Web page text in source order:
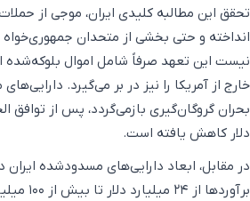
تحقق این مطالبه کلیدی ایران، موجی از
انداخته و حتی بخشی از متحدان جمهوری‌خواه
نیست این تعهد صرفاً شامل اموال بلوکه‌شده
دلار کاهش یافته است.
در مقابل، ابعاد دارایی‌های مسدودشده ایران